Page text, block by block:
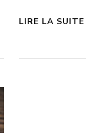
LIRE LA SUITE